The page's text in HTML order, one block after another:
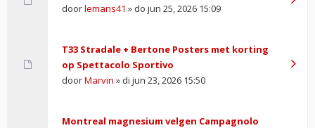
doorlemans41 » do jun 25, 2026 15:09
T33 Stradale + Bertone Posters met korting
op Spettacolo Sportivo
doorMarvin » di jun 23, 2026 15:50
Montreal magnesium velgen Campagnolo